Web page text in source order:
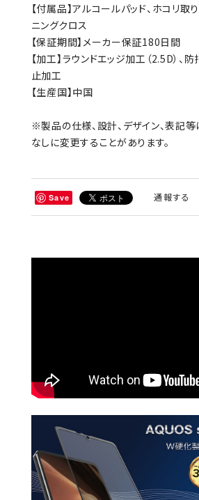
【付属品】アルコールパッド、ホコリ取
ニングクロス
【保証期間】メーカー保証180日間
【加工】ラウンドエッジ加工（2.5D）、
止加工
【生産国】中国
※製品の仕様、設計、デザイン、表記
なしに変更することがあります。
Save 通報する